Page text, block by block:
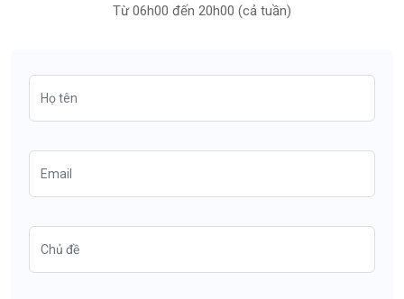
Từ 06h00 đến 20h00 (cả tuần)